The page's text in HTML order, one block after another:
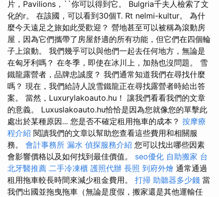
片，Pavilions，``你可以得到它。 Bulgria千夫人檢索了文
化的r。 在該國，可以看到30個T. Rt nelmi-kultur。 為什
麼今天遠足之旅如此受歡迎？ 營地甚至可以被稱為滾動房
屋，因為它們攜帶了房屋舒適的所有功能，但它們在四個輪
子上滾動。 我們幾乎可以與他們一起去任何地方，無論是
在匈牙利嗎？ 在冬季，即使在冰川上，加熱也沒問題。 雪
鐵龍露營者，品牌忠誠度？ 我們通常知道我們在尋找什麼
嗎？ 現在，我們給詩人說雪鐵龍正在尋找露營者時給出答
案。 當然，Luxurylakoauto.hu！ 讓我們看看我們的文章
的意義。 Luxuslakoauto.hu恰恰是因為您就像您的單擊此
處出於某種原因... 您是否不確定租用拖車的成本？ 按摩療
程介紹 閱讀我們的文章以幫助您查看這些費用和相關服
務。 會計事務所 漏水 偵探服務介紹 您可以找出哪些因素
會影響價格以及如何找到最佳價值。 seo優化 自助搬家 台
北牙醫推薦 二手冷凍櫃 護照代辦 長照 到府外燴 通常通過
租用拖車較長時間來減少租金費用。 打掃 助聽器多少錢 當
我們出國並拖曳拖車（無論是度假，搬家還是其他運輸任